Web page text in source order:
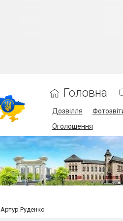
Головна
Дозвілля
Оголошення
Артур Руденко